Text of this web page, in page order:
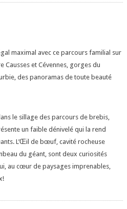
maximal avec ce parcours familial sur
Causses et Cévennes, gorges du
des panoramas de toute beauté
le sillage des parcours de brebis,
un faible dénivelé qui la rend
L’Œil de bœuf, cavité rocheuse
du géant, sont deux curiosités
au cœur de paysages imprenables,